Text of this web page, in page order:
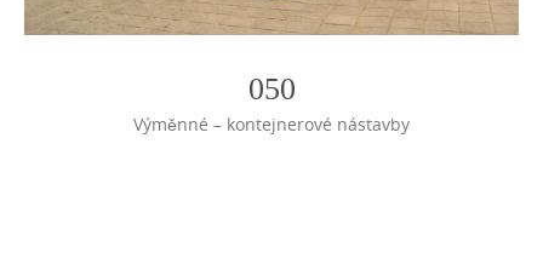
050
Výměnné – kontejnerové nástavby